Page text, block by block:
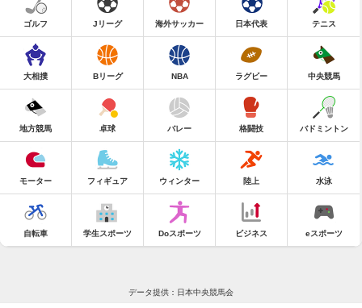
ゴルフ Jリーグ 海外サッカー 日本代表 テニス
大相撲 Bリーグ NBA ラグビー 中央競馬
地方競馬 卓球 バレー 格闘技 バドミントン
モーター フィギュア ウィンター 陸上 水泳
自転車 学生スポーツ Doスポーツ ビジネス eスポーツ
データ提供：日本中央競馬会